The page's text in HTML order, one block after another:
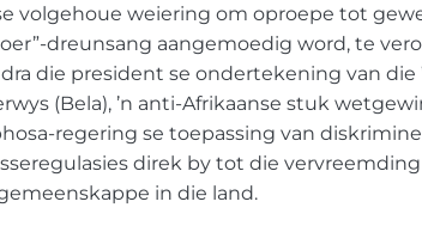
volgehoue weiering om oproepe tot
dreunsang aangemoedig word, te
dra die president se ondertekening van
(Bela), ’n anti-Afrikaanse stuk
regering se toepassing van
direk by tot die
in die land.